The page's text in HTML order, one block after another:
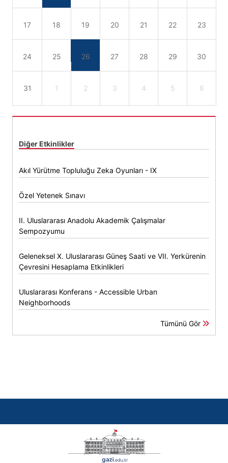
17 18 19 20 21 22 23
24 25 26 27 28 29 30
31 1 2 3 4 5 6
Diğer Etkinlikler
Akıl Yürütme Topluluğu Zeka Oyunları - IX
Özel Yetenek Sınavı
II. Uluslararası Anadolu Akademik Çalışmalar
Sempozyumu
Geleneksel X. Uluslararası Güneş Saati ve VII. Yerkürenin
Çevresini Hesaplama Etkinlikleri
Uluslararası Konferans - Accessible Urban
Neighborhoods
Tümünü Gör